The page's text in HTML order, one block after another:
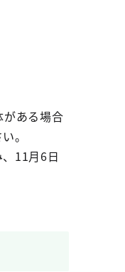
がある場合
。
11月6日